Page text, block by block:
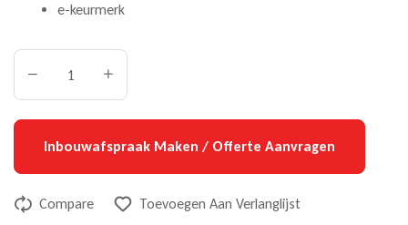
e-keurmerk
Inbouwafspraak Maken / Offerte Aanvragen
Compare Toevoegen Aan Verlanglijst